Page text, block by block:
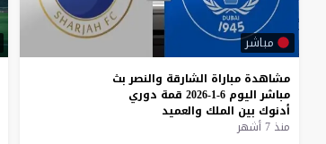
مباشر
مشاهدة مباراة الشارقة والنصر بث
مباشر اليوم 6-1-2026 قمة دوري
أدنوك بين الملك والعميد
منذ 7 أشهر